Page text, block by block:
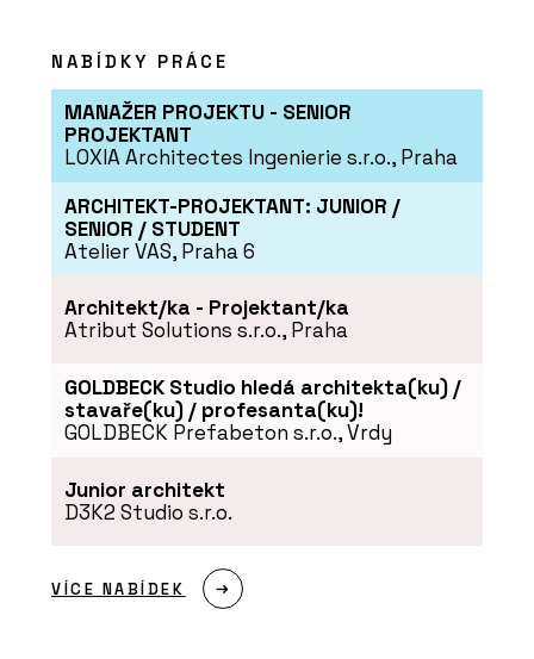
PRODUKTY
Posuvný systém Schüco AS PD 75.HI
Nemocnice, která jako nemocnice
záměrně nevypadá
NABÍDKY PRÁCE
MANAŽER PROJEKTU - SENIOR
PROJEKTANT
LOXIA Architectes Ingenierie s.r.o., Praha
ARCHITEKT-PROJEKTANT: JUNIOR /
SENIOR / STUDENT
Atelier VAS, Praha 6
Architekt/ka - Projektant/ka
Atribut Solutions s.r.o., Praha
GOLDBECK Studio hledá architekta(ku) /
stavaře(ku) / profesanta(ku)!
GOLDBECK Prefabeton s.r.o., Vrdy
Junior architekt
D3K2 Studio s.r.o.
VÍCE NABÍDEK